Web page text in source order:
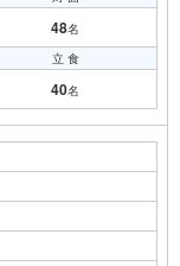
48名
立 食
40名